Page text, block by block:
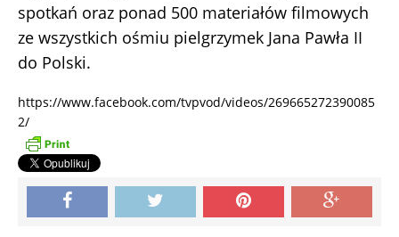
spotkań oraz ponad 500 materiałów filmowych
ze wszystkich ośmiu pielgrzymek Jana Pawła II
do Polski.
https://www.facebook.com/tvpvod/videos/269665272390085
2/